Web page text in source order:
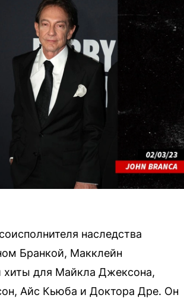
наследства
Бранкой, Макклейн
хиты для Майкла Джексона,
Айс Кьюба и Доктора Дре. Он